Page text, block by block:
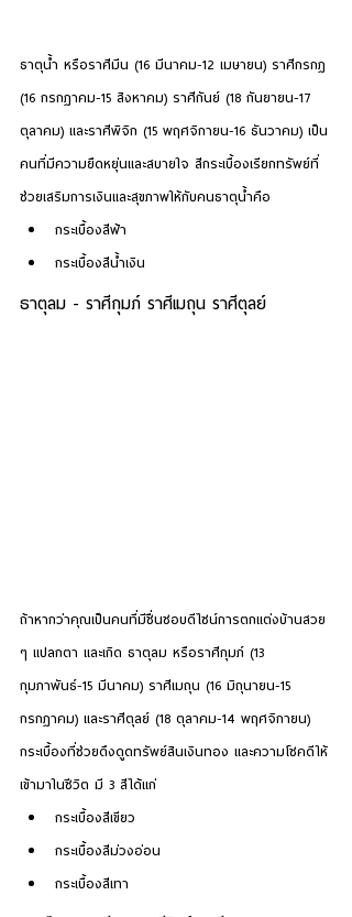
ธาตุน้ำ หรือราศีมีน (16 มีนาคม-12 เมษายน) ราศีกรกฎ
(16 กรกฎาคม-15 สิงหาคม) ราศีกันย์ (18 กันยายน-17
ตุลาคม) และราศีพิจิก (15 พฤศจิกายน-16 ธันวาคม) เป็น
คนที่มีความยืดหยุ่นและสบายใจ สีกระเบื้องเรียกทรัพย์ที่
ช่วยเสริมการเงินและสุขภาพให้กับคนธาตุน้ำคือ
กระเบื้องสีฟ้า
กระเบื้องสีน้ำเงิน
ธาตุลม - ราศีกุมภ์ ราศีเมถุน ราศีตุลย์
ถ้าหากว่าคุณเป็นคนที่มีชื่นชอบดีไซน์การตกแต่งบ้านสวย
ๆ แปลกตา และเกิด ธาตุลม หรือราศีกุมภ์ (13
กุมภาพันธ์-15 มีนาคม) ราศีเมถุน (16 มิถุนายน-15
กรกฎาคม) และราศีตุลย์ (18 ตุลาคม-14 พฤศจิกายน)
กระเบื้องที่ช่วยดึงดูดทรัพย์สินเงินทอง และความโชคดีให้
เข้ามาในชีวิต มี 3 สีได้แก่
กระเบื้องสีเขียว
กระเบื้องสีม่วงอ่อน
กระเบื้องสีเทา